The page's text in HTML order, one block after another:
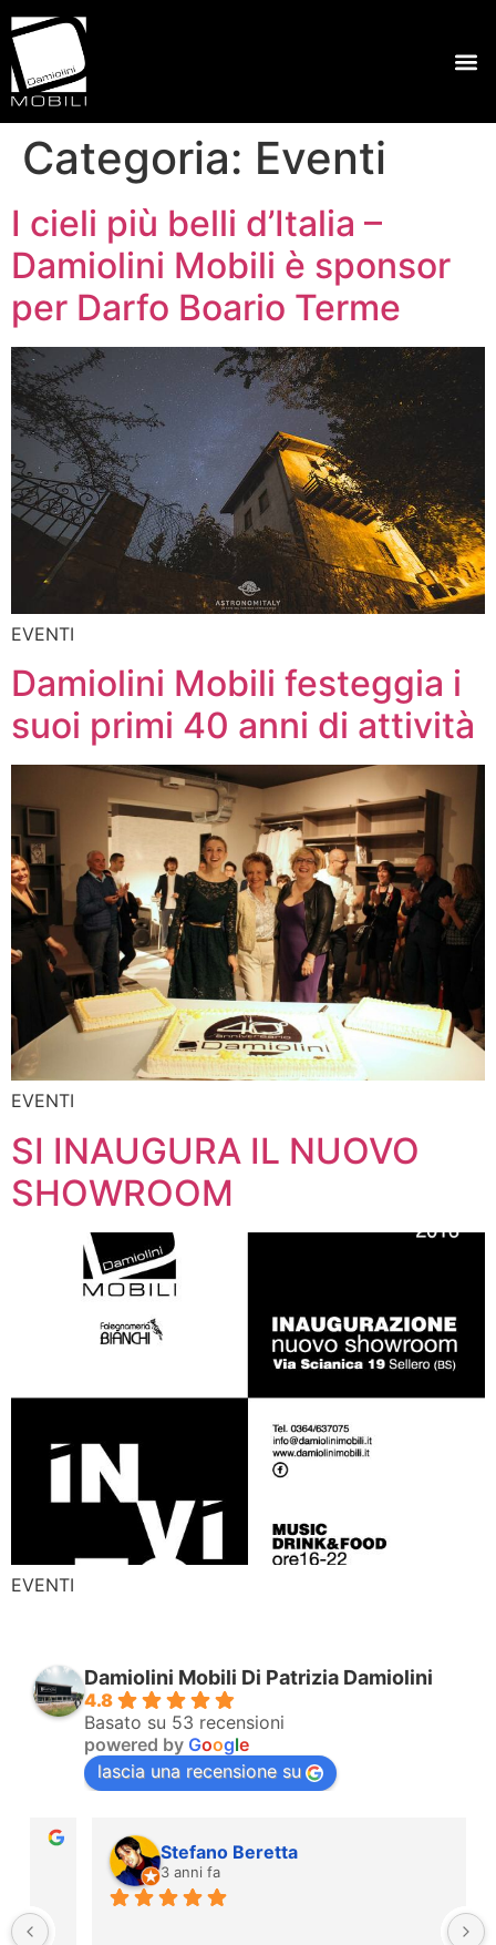
Categoria: Eventi
I cieli più belli d’Italia –
Damiolini Mobili è sponsor
per Darfo Boario Terme
EVENTI
Damiolini Mobili festeggia i
suoi primi 40 anni di attività
EVENTI
SI INAUGURA IL NUOVO
SHOWROOM
EVENTI
Damiolini Mobili Di Patrizia Damiolini
4.8
Basato su 53 recensioni
powered by Google
lascia una recensione su
Stefano Beretta
3 anni fa